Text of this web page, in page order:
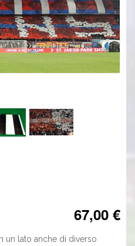
67,00 €
un lato anche di diverso